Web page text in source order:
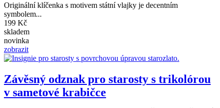
Originální klíčenka s motivem státní vlajky je decentním
symbolem...
199 Kč
skladem
novinka
zobrazit
Závěsný odznak pro starosty s trikolórou
v sametové krabičce